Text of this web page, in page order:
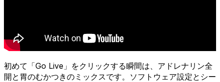
初めて「Go Live」をクリックする瞬間は、アドレナリン全
開と胃のむかつきのミックスです。ソフトウェア設定とシー